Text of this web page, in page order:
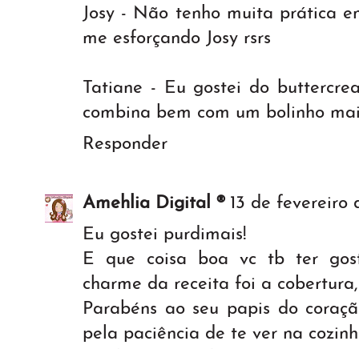
Josy - Não tenho muita prática
me esforçando Josy rsrs
Tatiane - Eu gostei do
combina bem com um bolinho
Responder
Amehlia Digital ® 13 de fevereiro
Eu gostei purdimais!
E que coisa boa vc tb ter
charme da receita foi a
Parabéns ao seu papis do
pela paciência de te ver na